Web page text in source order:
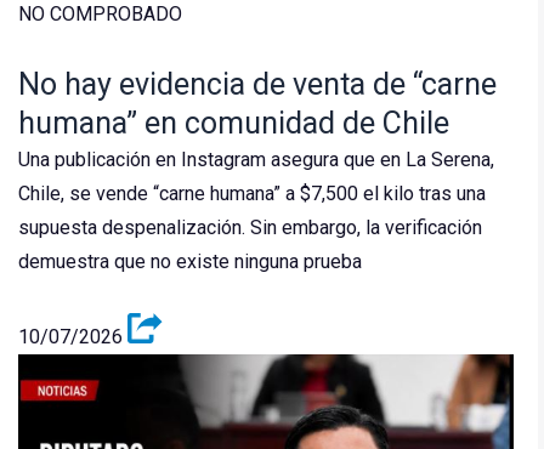
NO COMPROBADO
No hay evidencia de venta de “carne
humana” en comunidad de Chile
Una publicación en Instagram asegura que en La Serena,
Chile, se vende “carne humana” a $7,500 el kilo tras una
supuesta despenalización. Sin embargo, la verificación
demuestra que no existe ninguna prueba
10/07/2026